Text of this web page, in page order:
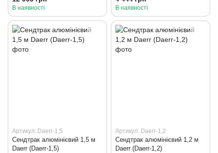
В наявності В наявності
Артикул: Daerr-1,5
Сендтрак алюмінієвий 1,5 м
Daerr (Daerr-1,5)
Артикул: Daerr-1,2
Сендтрак алюмінієвий 1,2 м
Daerr (Daerr-1,2)